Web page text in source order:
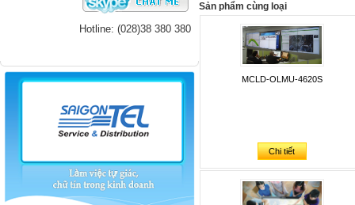
Hotline: (028)38 380 380
Sản phẩm cùng loại
MCLD-OLMU-4620S
Chi tiết